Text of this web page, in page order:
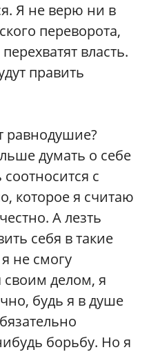
Я не верю ни в
переворота,
власть.
править
равнодушие?
думать о себе
с
которое я считаю
А лезть
себя в такие
не смогу
своим делом, я
будь я в душе
борьбу. Но я